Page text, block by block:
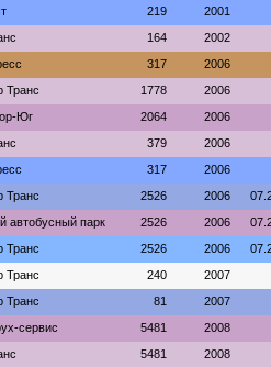
219 2001
164 2002
317 2006
Транс 1778 2006
Юг 2064 2006
379 2006
317 2006
Транс 2526 2006
автобусный парк 2526 2006
Транс 2526 2006
Транс 240 2007
Транс 81 2007
сервис 5481 2008
5481 2008